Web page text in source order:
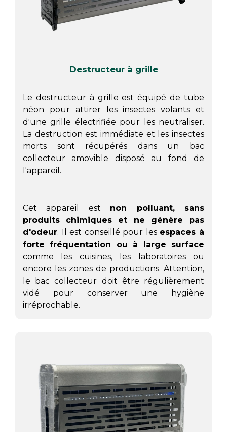
Destructeur à grille
Le destructeur à grille est équipé de tube
néon pour attirer les insectes volants et
d'une grille électrifiée pour les neutraliser.
La destruction est immédiate et les insectes
morts sont récupérés dans un bac
collecteur amovible disposé au fond de
l'appareil.
Cet appareil est non polluant, sans
produits chimiques et ne génère pas
d'odeur. Il est conseillé pour les espaces à
forte fréquentation ou à large surface
comme les cuisines, les laboratoires ou
encore les zones de productions. Attention,
le bac collecteur doit être régulièrement
vidé pour conserver une hygiène
irréprochable.